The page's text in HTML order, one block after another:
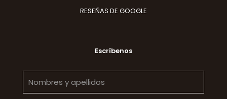
RESEÑAS DE GOOGLE
Escríbenos